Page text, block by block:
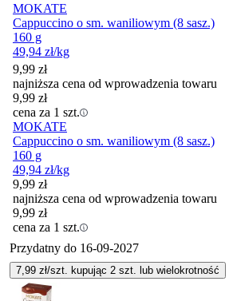
MOKATE
Cappuccino o sm. waniliowym (8 sasz.)
160 g
49,94 zł/kg
9,99 zł
najniższa cena od wprowadzenia towaru
9,99 zł
cena za 1 szt.
MOKATE
Cappuccino o sm. waniliowym (8 sasz.)
160 g
49,94 zł/kg
9,99 zł
najniższa cena od wprowadzenia towaru
9,99 zł
cena za 1 szt.
Przydatny do 16-09-2027
7,99 zł/szt. kupując 2 szt. lub wielokrotność